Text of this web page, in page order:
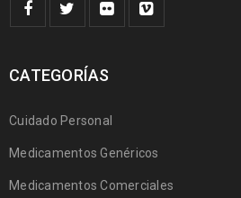
CATEGORÍAS
Cuidado Personal
Medicamentos Genéricos
Medicamentos Comerciales